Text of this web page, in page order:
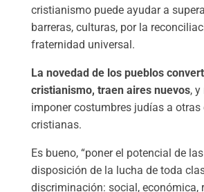
cristianismo puede ayudar a
barreras, culturas, por la
fraternidad universal.
La novedad de los pueblos
cristianismo, traen aires nuevos, y
imponer costumbres judías a
cristianas.
Es bueno, “poner el potencial de
disposición de la lucha de toda
discriminación: social, económica,